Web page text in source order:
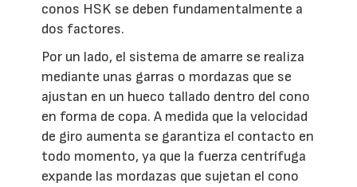
conos HSK se deben fundamentalmente a
dos factores.
Por un lado, el sistema de amarre se realiza
mediante unas garras o mordazas que se
ajustan en un hueco tallado dentro del cono
en forma de copa. A medida que la velocidad
de giro aumenta se garantiza el contacto en
todo momento, ya que la fuerza centrífuga
expande las mordazas que sujetan el cono